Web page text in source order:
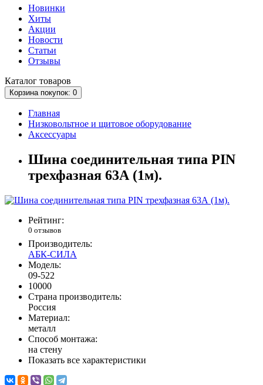
Новинки
Хиты
Акции
Новости
Статьи
Отзывы
Каталог товаров
Корзина покупок: 0
Главная
Низковольтное и щитовое оборудование
Аксессуары
Шина соединительная типа PIN
трехфазная 63А (1м).
Рейтинг:
0 отзывов
Производитель:
АБК-СИЛА
Модель:
09-522
10000
Страна производитель:
Россия
Материал:
металл
Способ монтажа:
на стену
Показать все характеристики